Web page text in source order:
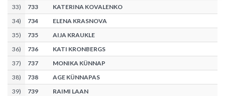
33) 733
KATERINA KOVALENKO
34) 734
ELENA KRASNOVA
35) 735
AIJA KRAUKLE
36) 736
KATI KRONBERGS
37) 737
MONIKA KÜNNAP
38) 738
AGE KÜNNAPAS
39) 739
RAIMI LAAN